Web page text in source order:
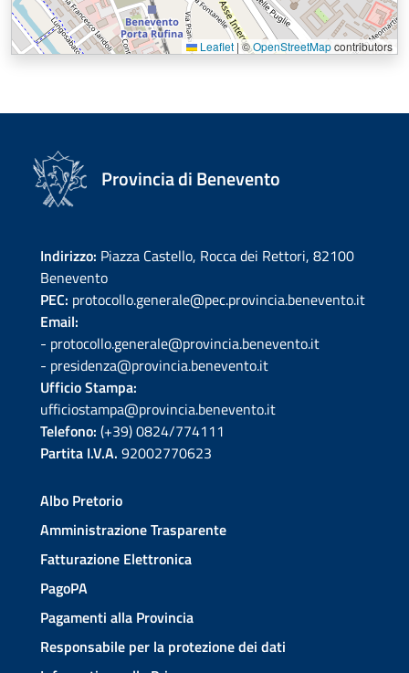
Leaflet |©OpenStreetMapcontributors
Provincia di Benevento
Indirizzo: Piazza Castello, Rocca dei Rettori, 82100
Benevento
PEC: protocollo.generale@pec.provincia.benevento.it
Email:
- protocollo.generale@provincia.benevento.it
- presidenza@provincia.benevento.it
Ufficio Stampa:
ufficiostampa@provincia.benevento.it
Telefono: (+39) 0824/774111
Partita I.V.A. 92002770623
Albo Pretorio
Amministrazione Trasparente
Fatturazione Elettronica
PagoPA
Pagamenti alla Provincia
Responsabile per la protezione dei dati